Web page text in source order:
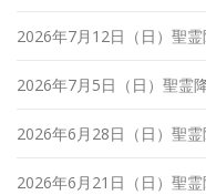
2026年7月12日（日）聖
2026年7月5日（日）聖霊
2026年6月28日（日）聖
2026年6月21日（日）聖